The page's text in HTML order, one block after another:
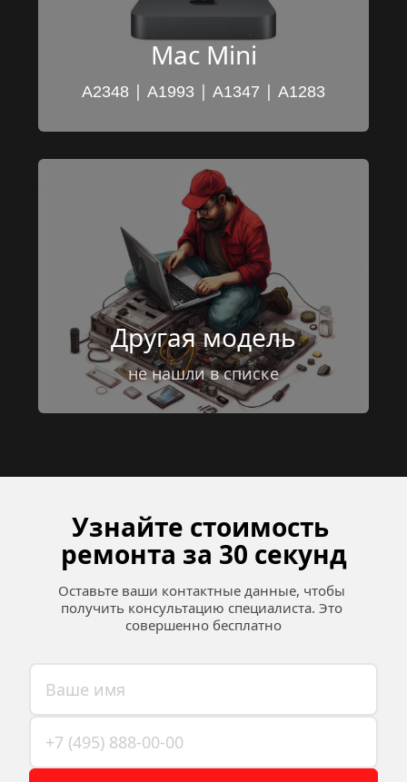
Mac Mini
A2348 | A1993 | A1347 | A1283
Другая модель
не нашли в списке
Узнайте стоимость
ремонта за 30 секунд
Оставьте ваши контактные данные, чтобы
получить консультацию специалиста. Это
совершенно бесплатно